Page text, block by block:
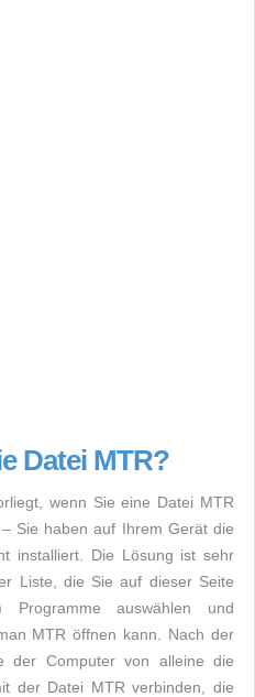
Datei MTR?
wenn Sie eine Datei MTR
Sie haben auf Ihrem Gerät die
installiert. Die Lösung ist sehr
Liste, die Sie auf dieser Seite
auswählen und
MTR öffnen kann. Nach der
der Computer von alleine die
der Datei MTR verbinden, die